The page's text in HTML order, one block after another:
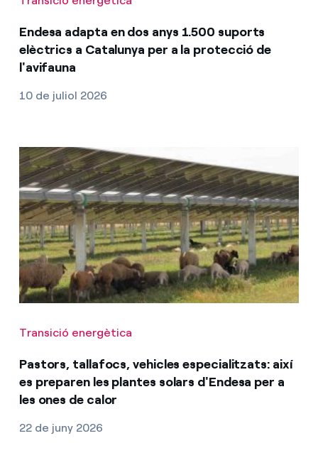
Endesa adapta en dos anys 1.500 suports
elèctrics a Catalunya per a la protecció de
l'avifauna
10 de juliol 2026
Transició energètica
Pastors, tallafocs, vehicles especialitzats: així
es preparen les plantes solars d'Endesa per a
les ones de calor
22 de juny 2026